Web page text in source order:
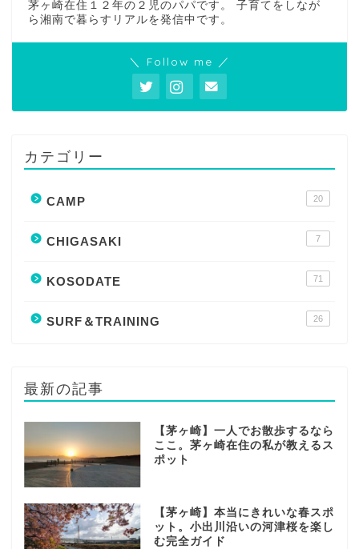
茅ヶ崎在住１２年の２児のパパです。 子育てをしなが
ら湘南で暮らすリアルを発信中です。
＼ Follow me ／
カテゴリー
CAMP 20
CHIGASAKI 7
KOSODATE 71
SURF＆TRAINING 26
最新の記事
【茅ヶ崎】一人でお散歩するなら
ここ。茅ヶ崎在住の私が教えるス
ポット
【茅ヶ崎】本当にきれいな春スポ
ット。小出川沿いの河津桜を楽し
む完全ガイド